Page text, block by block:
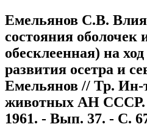
Емельянов С.В.
состояния
обесклеенная) на
развития осетра и
Емельянов // Тр. Ин-
животных АН
1961. - Вып. 37. - С.